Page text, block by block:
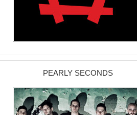
PEARLY SECONDS